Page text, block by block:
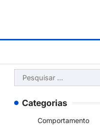
Pesquisar
por:
Categorias
Comportamento